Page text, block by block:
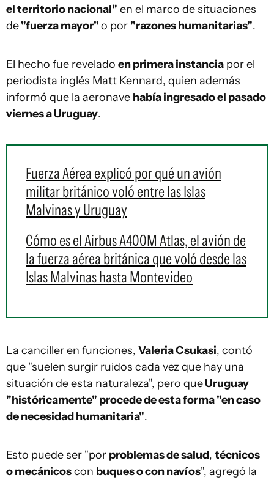
el territorio nacional" en el marco de situaciones
de"fuerza mayor"o por "razones humanitarias".
El hecho fue revelado en primera instancia por el
periodista inglés Matt Kennard, quien además
informó que la aeronave había ingresado el pasado
viernes a Uruguay.
Fuerza Aérea explicó por qué un avión
militar británico voló entre las Islas
Malvinas y Uruguay
Cómo es el Airbus A400M Atlas, el avión de
la fuerza aérea británica que voló desde las
Islas Malvinas hasta Montevideo
La canciller en funciones, Valeria Csukasi, contó
que "suelen surgir ruidos cada vez que hay una
situación de esta naturaleza", pero queUruguay
"históricamente" procede de esta forma "en caso
de necesidad humanitaria".
Esto puede ser "por problemas de salud, técnicos
o mecánicoscon buques o con navíos", agregó la